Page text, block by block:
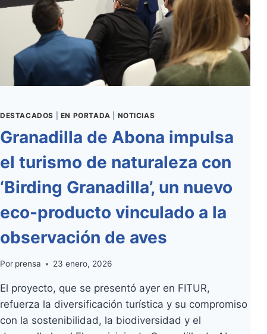
DESTACADOS EN PORTADA NOTICIAS
Granadilla de Abona impulsa
el turismo de naturaleza con
‘Birding Granadilla’, un nuevo
eco-producto vinculado a la
observación de aves
Por prensa 23 enero, 2026
El proyecto, que se presentó ayer en FITUR,
refuerza la diversificación turística y su compromiso
con la sostenibilidad, la biodiversidad y el